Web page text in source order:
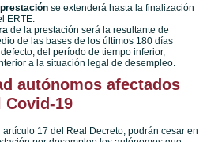
se extenderá hasta la finalización
ERTE.
de la prestación será la resultante de
de las bases de los últimos 180 días
del período de tiempo inferior,
a la situación legal de desempleo.
autónomos afectados
19
17 del Real Decreto, podrán cesar en